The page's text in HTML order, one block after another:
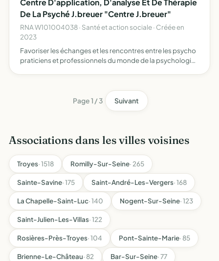
canoë kayak et des di…
Centre D'application, D'analyse Et De Thérapie
De La Psyché J.breuer "Centre J.breuer"
RNA W101004038 · Santé et action sociale · Créée en
2023
Favoriser les échanges et les rencontres entre les psycho
praticiens et professionnels du monde de la psychologie
Page 1 / 3 Suivant
Associations dans les villes voisines
Troyes· 1518 Romilly-Sur-Seine· 265
Sainte-Savine· 175 Saint-André-Les-Vergers· 168
La Chapelle-Saint-Luc· 140 Nogent-Sur-Seine· 123
Saint-Julien-Les-Villas· 122
Rosières-Près-Troyes· 104 Pont-Sainte-Marie· 85
Brienne-Le-Château· 82 Bar-Sur-Seine· 77